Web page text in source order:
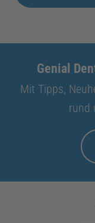
Genial
Mit Tipps,
rund